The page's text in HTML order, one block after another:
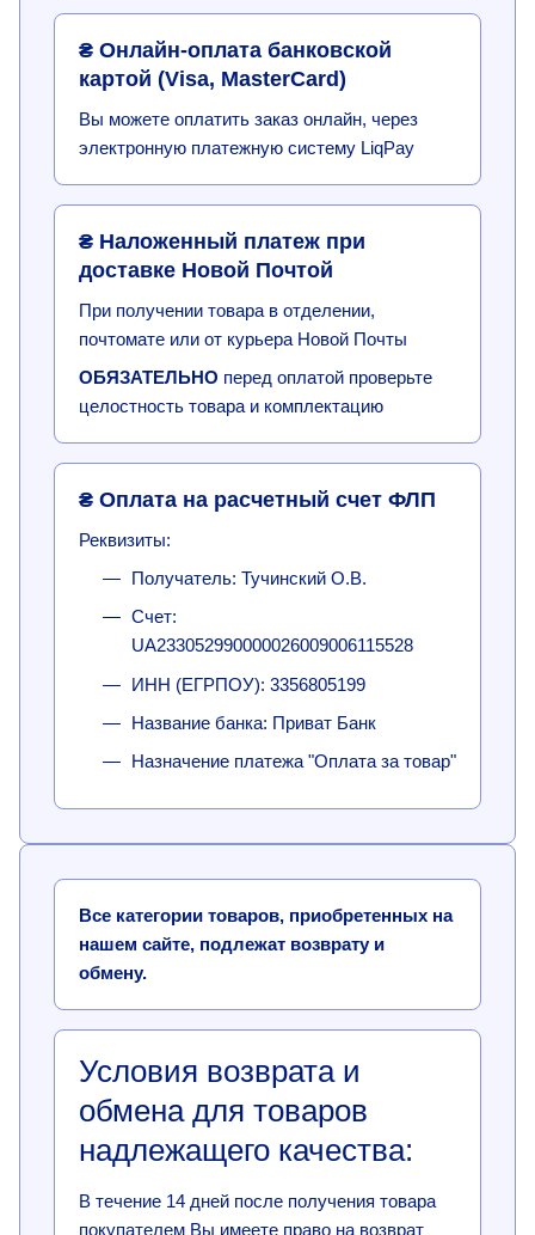
₴ Онлайн-оплата банковской
картой (Visa, MasterCard)
Вы можете оплатить заказ онлайн, через
электронную платежную систему LiqPay
₴ Наложенный платеж при
доставке Новой Почтой
При получении товара в отделении,
почтомате или от курьера Новой Почты
ОБЯЗАТЕЛЬНО перед оплатой проверьте
целостность товара и комплектацию
₴ Оплата на расчетный счет ФЛП
Реквизиты:
Получатель: Тучинский О.В.
Счет:
UA233052990000026009006115528
ИНН (ЕГРПОУ): 3356805199
Название банка: Приват Банк
Назначение платежа "Оплата за товар"
Все категории товаров, приобретенных на
нашем сайте, подлежат возврату и
обмену.
Условия возврата и
обмена для товаров
надлежащего качества:
В течение 14 дней после получения товара
покупателем Вы имеете право на возврат